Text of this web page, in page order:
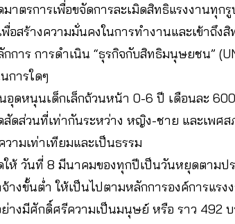
าตรการเพื่อขจัดการละเมิดสิทธิแรงงานทุก
พื่อสร้างความมั่นคงในการทำงานและเข้าถึง
การ การดำเนิน “ธุรกิจกับสิทธิมนุษยชน”
การใดๆ
อุดหนุนเด็กเล็กถ้วนหน้า 0-6 ปี เดือนละ
ดส่วนที่เท่ากันระหว่าง หญิง-ชาย และเพศ
ามเท่าเทียมและเป็นธรรม
ให้ วันที่ 8 มีนาคมของทุกปีเป็นวันหยุดตามป
างขั้นต่ำ ให้เป็นไปตามหลักการองค์การแรง
ย่างมีศักดิ์ศรีความเป็นมนุษย์ หรือ ราว 492